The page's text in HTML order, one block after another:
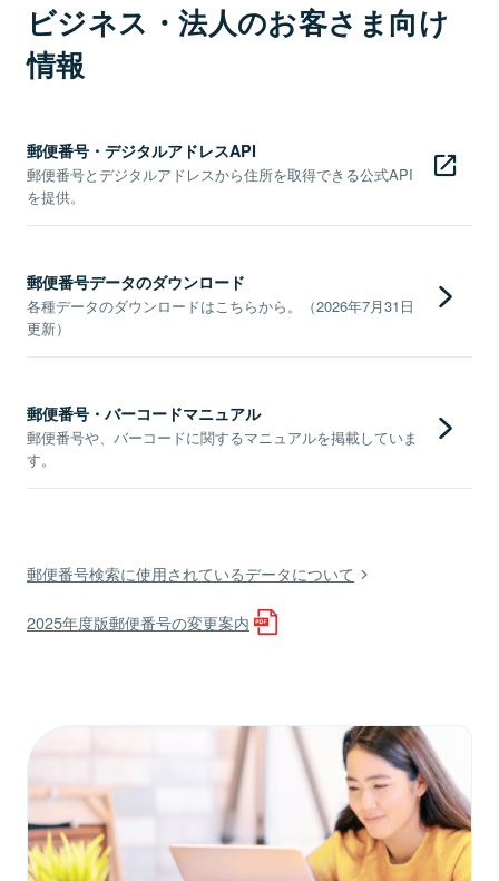
ビジネス・法人のお客さま向け
情報
郵便番号・デジタルアドレスAPI
郵便番号とデジタルアドレスから住所を取得できる公式API
を提供。
郵便番号データのダウンロード
各種データのダウンロードはこちらから。（2026年7月31日
更新）
郵便番号・バーコードマニュアル
郵便番号や、バーコードに関するマニュアルを掲載していま
す。
郵便番号検索に使用されているデータについて
2025年度版郵便番号の変更案内